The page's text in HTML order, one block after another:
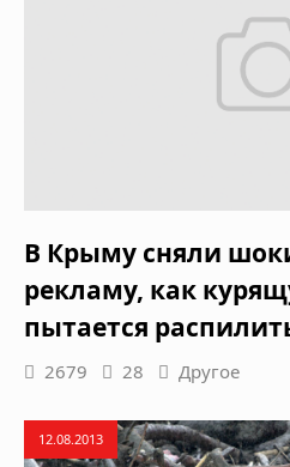
В Крыму сняли
рекламу, как
пытается
2679 28 Другое
12.08.2013